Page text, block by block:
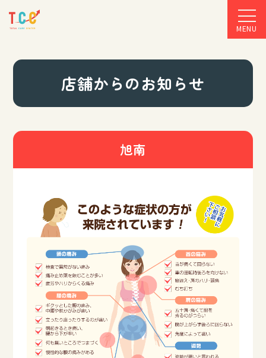
MENU
店舗からのお知らせ
旭南